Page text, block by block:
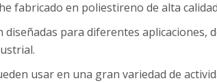
fabricado en poliestireno de alta
diseñadas para diferentes
usar en una gran variedad de